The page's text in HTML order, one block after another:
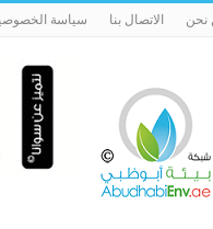
نحن الاتصال بنا سياسة